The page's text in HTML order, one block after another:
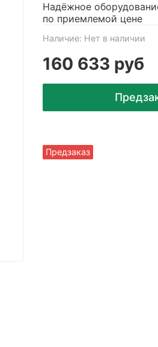
Наличие: Нет в наличии
Предзаказ
160 633 руб
Надёжное
по приемлемой цене